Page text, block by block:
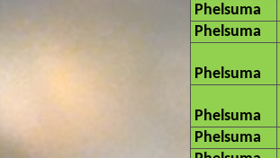
Phelsuma
Phelsuma
Phelsuma
Phelsuma
Phelsuma